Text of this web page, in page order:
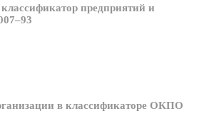
предприятий и
в классификаторе ОКПО